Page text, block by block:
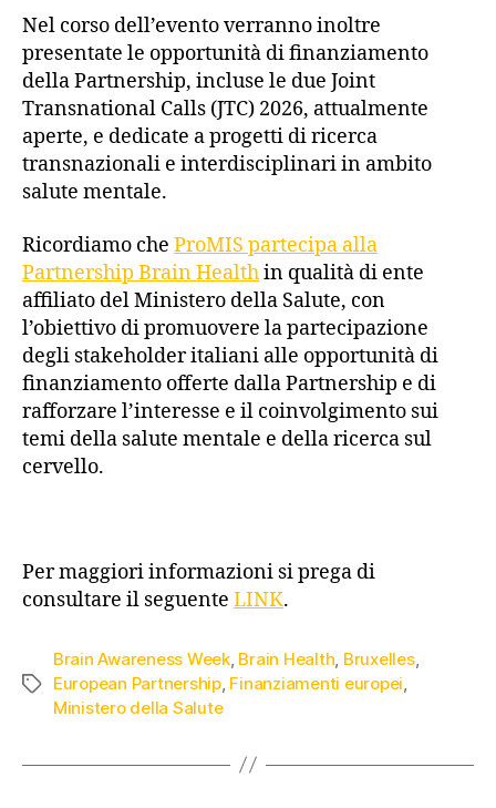
Nel corso dell’evento verranno inoltre
presentate le opportunità di finanziamento
della Partnership, incluse le due Joint
Transnational Calls (JTC) 2026, attualmente
aperte, e dedicate a progetti di ricerca
transnazionali e interdisciplinari in ambito
salute mentale.
Ricordiamo che ProMIS partecipa alla
Partnership Brain Healthin qualità di ente
affiliato del Ministero della Salute, con
l’obiettivo di promuovere la partecipazione
degli stakeholder italiani alle opportunità di
finanziamento offerte dalla Partnership e di
rafforzare l’interesse e il coinvolgimento sui
temi della salute mentale e della ricerca sul
cervello.
Per maggiori informazioni si prega di
consultare il seguente LINK.
Brain Awareness Week, Brain Health Bruxelles,
European Partnership, Finanziamenti europei
Ministero della Salute